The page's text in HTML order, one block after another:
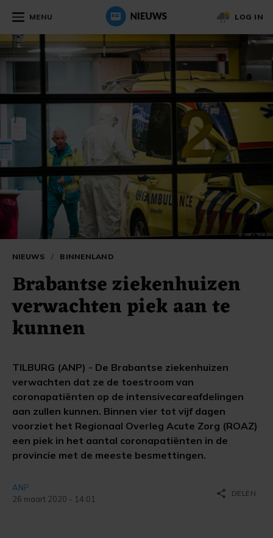
MENU LOG IN
NIEUWS / BINNENLAND
Brabantse ziekenhuizen
verwachten piek aan te
kunnen
TILBURG (ANP) - De Brabantse ziekenhuizen
verwachten dat ze de toestroom van
coronapatiënten op de intensivecareafdelingen
aan zullen kunnen. Binnen vier tot vijf dagen
voorziet het Regionaal Overleg Acute Zorg (ROAZ)
een piek in het aantal coronapatiënten in de
provincie met de meeste besmettingen.
ANP
26 maart 2020 - 14:01
share DELEN